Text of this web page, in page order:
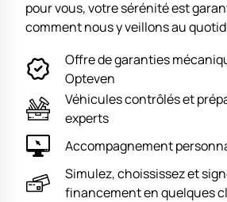
pour vous, votre sérénité est
comment nous y veillons au
Offre de garanties
Opteven
Véhicules contrôlés et
experts
Accompagnement
Simulez, choississez et
financement en quelques